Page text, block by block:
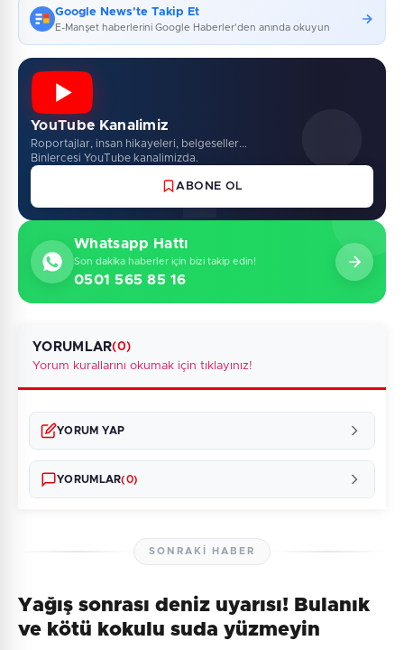
Google News'te Takip Et
E-Manşet haberlerini Google Haberler'den anında okuyun
YouTube Kanalimiz
Roportajlar, insan hikayeleri, belgeseller...
Binlercesi YouTube kanalimizda.
ABONE OL
Whatsapp Hattı
Son dakika haberler için bizi takip edin!
0501 565 85 16
YORUMLAR(0)
Yorum kurallarını okumak için tıklayınız!
YORUM YAP
YORUMLAR(0)
Henüz yorum yapılmamış. İlk yorumu siz yapın!
SONRAKI HABER
Yağış sonrası deniz uyarısı! Bulanık
ve kötü kokulu suda yüzmeyin